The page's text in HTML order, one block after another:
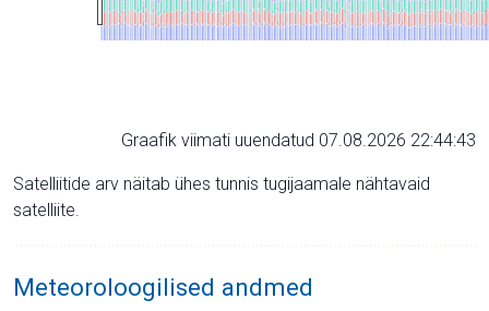
Graafik viimati uuendatud 07.08.2026 22:44:43
Satelliitide arv näitab ühes tunnis tugijaamale nähtavaid
satelliite.
Meteoroloogilised andmed